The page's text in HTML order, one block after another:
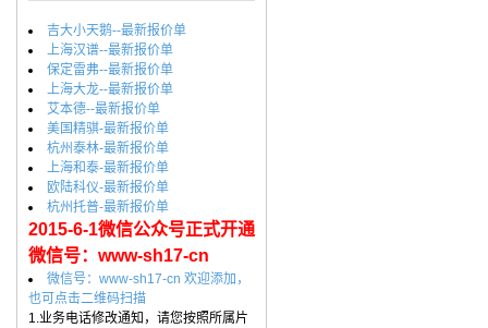
吉大小天鹅--最新报价单
上海汉谱--最新报价单
保定雷弗--最新报价单
上海大龙--最新报价单
艾本德--最新报价单
美国精骐-最新报价单
杭州泰林-最新报价单
上海和泰-最新报价单
欧陆科仪-最新报价单
杭州托普-最新报价单
2015-6-1微信公众号正式开通
微信号：www-sh17-cn
微信号：www-sh17-cn 欢迎添加，
也可点击二维码扫描
1.业务电话修改通知，请您按照所属片